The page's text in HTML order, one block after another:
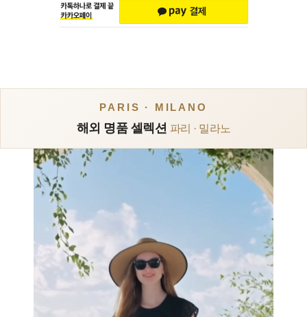
PARIS · MILANO
해외 명품 셀렉션 파리 · 밀라노